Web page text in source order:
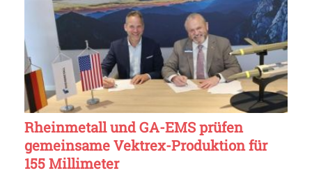
Rheinmetall und GA-EMS prüfen
gemeinsame Vektrex-Produktion für
155 Millimeter